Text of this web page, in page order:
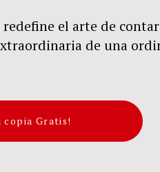
el arte de
de una
copia Gratis!